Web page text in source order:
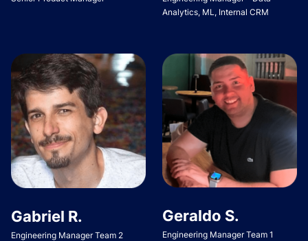
Analytics, ML, Internal CRM
Gabriel R.
Engineering Manager Team 2
Geraldo S.
Engineering Manager Team 1